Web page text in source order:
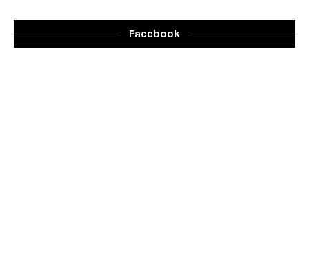
Facebook